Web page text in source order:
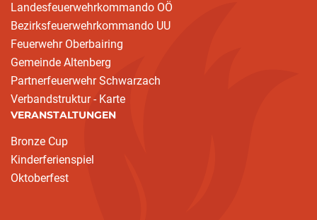
Landesfeuerwehrkommando OÖ
Bezirksfeuerwehrkommando UU
Feuerwehr Oberbairing
Gemeinde Altenberg
Partnerfeuerwehr Schwarzach
Verbandstruktur - Karte
VERANSTALTUNGEN
Bronze Cup
Kinderferienspiel
Oktoberfest